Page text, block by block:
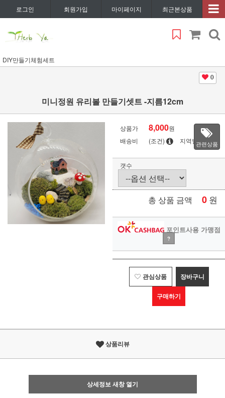
로그인 회원가입 마이페이지 최근본상품
DIY만들기체험세트
0
미니정원 유리볼 만들기셋트 -지름12cm
상품가 8,000원
배송비
(조건) 지역별관련상품
갯수
총 상품 금액 0 원
포인트사용 가맹점
?
관심상품 장바구니
구매하기
상품리뷰
상세정보 새창 열기